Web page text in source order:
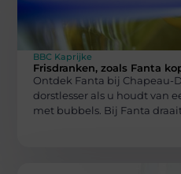
BBC Kaprijke
Frisdranken, zoals Fanta
Ontdek Fanta bij Chapeau-
dorstlesser als u houdt van
met bubbels. Bij Fanta